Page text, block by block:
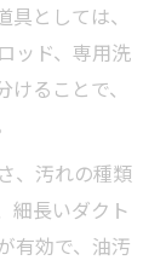
としては、
ッド、専用洗
ることで、
、汚れの種類
細長いダクト
有効で、油汚